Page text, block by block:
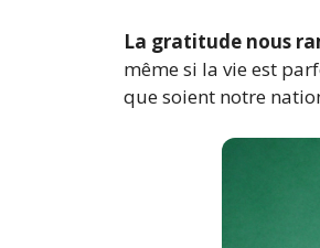
La gratitude nous
même si la vie est
que soient notre